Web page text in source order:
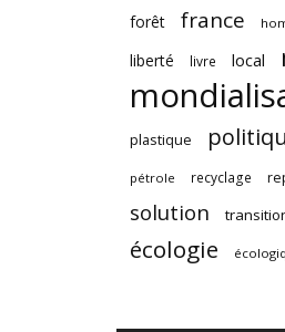
forêt france
liberté livre local
plastique
pétrole recyclage
solution
écologie